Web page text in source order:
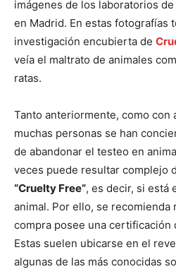
imágenes de los laboratorios
en Madrid. En estas fotografías
investigación encubierta de
veía el maltrato de animales
ratas.
Tanto anteriormente, como con
muchas personas se han
de abandonar el testeo en
veces puede resultar complejo
“Cruelty Free”, es decir, si está
animal. Por ello, se
compra posee una certificación
Estas suelen ubicarse en el
algunas de las más conocidas